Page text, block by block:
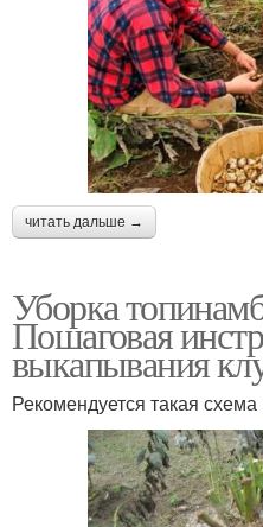
читать дальше →
Уборка
Пошаговая
выкапывания
Рекомендуется такая